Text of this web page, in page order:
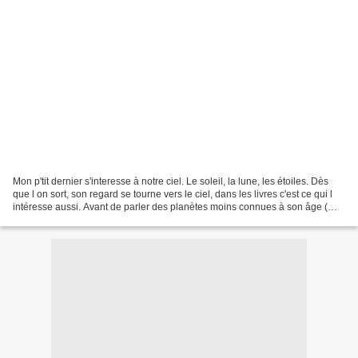
Mon p'tit dernier s'interesse à notre ciel. Le soleil, la lune, les étoiles. Dès
que l on sort, son regard se tourne vers le ciel, dans les livres c'est ce qui l
intéresse aussi. Avant de parler des planètes moins connues à son âge (